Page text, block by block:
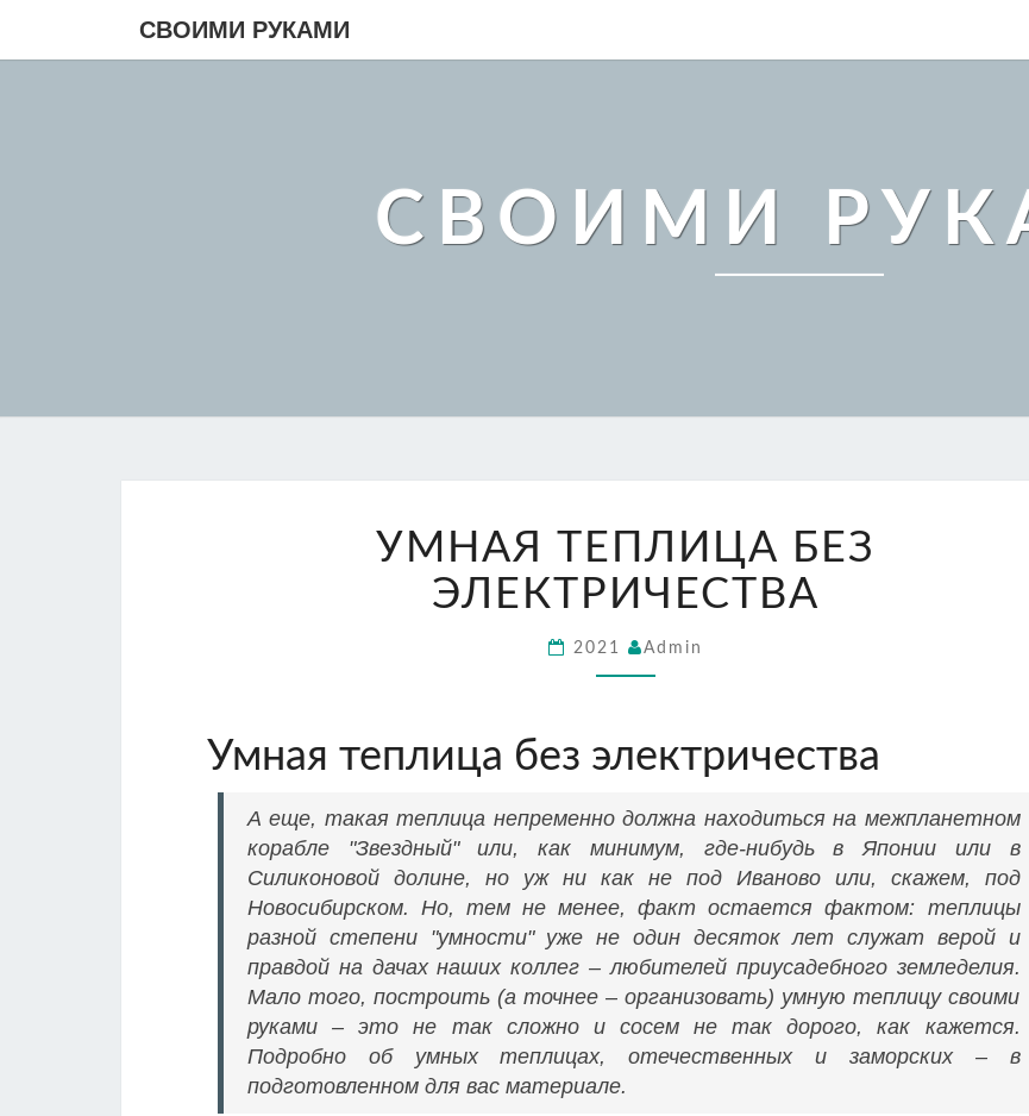
СВОИМИ РУКАМИ
СВОИМИ
ТЕПЛИЦА
БЕЗ
ЭЛЕКТРИЧЕСТВА
УМНАЯ ТЕПЛИЦА БЕЗ
ЭЛЕКТРИЧЕСТВА
2021 Admin
Умная теплица без электричества
А еще, такая теплица непременно должна находиться на межпланетном
корабле "Звездный" или, как минимум, где-нибудь в Японии или в
Силиконовой долине, но уж ни как не под Иваново или, скажем, под
Новосибирском. Но, тем не менее, факт остается фактом: теплицы
разной степени "умности" уже не один десяток лет служат верой и
правдой на дачах наших коллег – любителей приусадебного земледелия.
Мало того, построить (а точнее – организовать) умную теплицу своими
руками – это не так сложно и сосем не так дорого, как кажется.
Подробно об умных теплицах, отечественных и заморских – в
подготовленном для вас материале.